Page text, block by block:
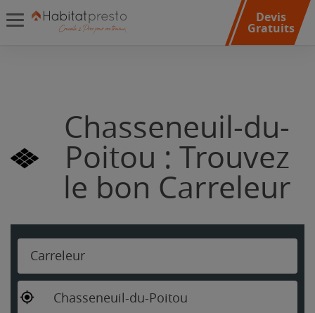
Devis
Gratuits
Chasseneuil-du-
Poitou : Trouvez
le bon Carreleur
Carreleur
Chasseneuil-du-Poitou